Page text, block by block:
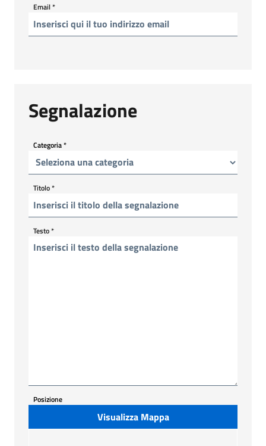
Email*
Segnalazione
Categoria*
Titolo*
Testo*
Posizione
Visualizza Mappa